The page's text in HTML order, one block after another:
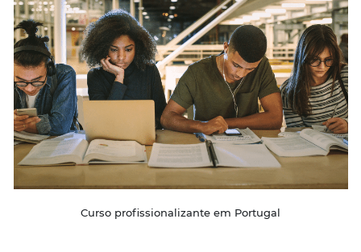
Curso profissionalizante em Portugal